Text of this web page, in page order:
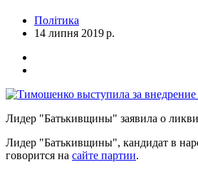
Політика
14 липня 2019 р.
Лидер "Батькивщины" заявила о
Лидер "Батькивщины", кандидат в
говорится на сайте партии.